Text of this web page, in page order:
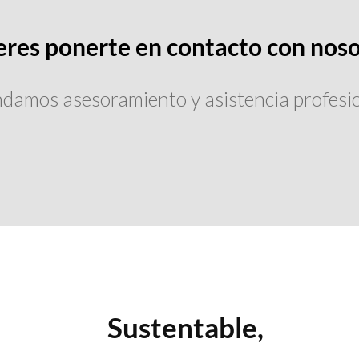
ponerte en contacto con
asesoramiento y asistencia
Sustentable,